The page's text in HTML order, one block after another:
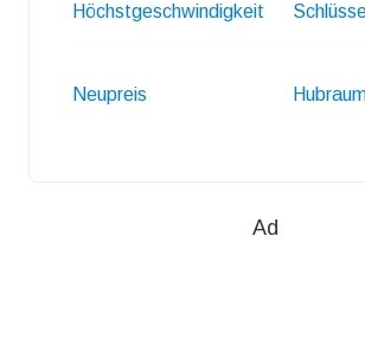
Höchstgeschwindigkeit
Neupreis
Ad